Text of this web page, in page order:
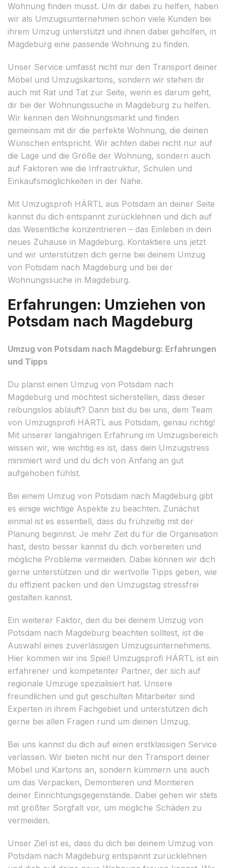
Wohnung finden musst. Um dir dabei zu helfen, haben
wir als Umzugsunternehmen schon viele Kunden bei
ihrem Umzug unterstützt und ihnen dabei geholfen, in
Magdeburg eine passende Wohnung zu finden.
Unser Service umfasst nicht nur den Transport deiner
Möbel und Umzugskartons, sondern wir stehen dir
auch mit Rat und Tat zur Seite, wenn es darum geht,
dir bei der Wohnungssuche in Magdeburg zu helfen.
Wir kennen den Wohnungsmarkt und finden
gemeinsam mit dir die perfekte Wohnung, die deinen
Wünschen entspricht. Wir achten dabei nicht nur auf
die Lage und die Größe der Wohnung, sondern auch
auf Faktoren wie die Infrastruktur, Schulen und
Einkaufsmöglichkeiten in der Nähe.
Mit Umzugsprofi HÄRTL aus Potsdam an deiner Seite
kannst du dich entspannt zurücklehnen und dich auf
das Wesentliche konzentrieren – das Einleben in dein
neues Zuhause in Magdeburg. Kontaktiere uns jetzt
und wir unterstützen dich gerne bei deinem Umzug
von Potsdam nach Magdeburg und bei der
Wohnungssuche in Magdeburg.
Erfahrungen: Umziehen von
Potsdam nach Magdeburg
Umzug von Potsdam nach Magdeburg: Erfahrungen
und Tipps
Du planst einen Umzug von Potsdam nach
Magdeburg und möchtest sicherstellen, dass dieser
reibungslos abläuft? Dann bist du bei uns, dem Team
von Umzugsprofi HÄRTL aus Potsdam, genau richtig!
Mit unserer langjährigen Erfahrung im Umzugsbereich
wissen wir, wie wichtig es ist, dass dein Umzugstress
minimiert wird und du dich von Anfang an gut
aufgehoben fühlst.
Bei einem Umzug von Potsdam nach Magdeburg gibt
es einige wichtige Aspekte zu beachten. Zunächst
einmal ist es essentiell, dass du frühzeitig mit der
Planung beginnst. Je mehr Zeit du für die Organisation
hast, desto besser kannst du dich vorbereiten und
mögliche Probleme vermeiden. Dabei können wir dich
gerne unterstützen und dir wertvolle Tipps geben, wie
du effizient packen und den Umzugstag stressfrei
gestalten kannst.
Ein weiterer Faktor, den du bei deinem Umzug von
Potsdam nach Magdeburg beachten solltest, ist die
Auswahl eines zuverlässigen Umzugsunternehmens.
Hier kommen wir ins Spiel! Umzugsprofi HÄRTL ist ein
erfahrener und kompetenter Partner, der sich auf
regionale Umzüge spezialisiert hat. Unsere
freundlichen und gut geschulten Mitarbeiter sind
Experten in ihrem Fachgebiet und unterstützen dich
gerne bei allen Fragen rund um deinen Umzug.
Bei uns kannst du dich auf einen erstklassigen Service
verlassen. Wir bieten nicht nur den Transport deiner
Möbel und Kartons an, sondern kümmern uns auch
um das Verpacken, Demontieren und Montieren
deiner Einrichtungsgegenstände. Dabei gehen wir stets
mit größter Sorgfalt vor, um mögliche Schäden zu
vermeiden.
Unser Ziel ist es, dass du dich bei deinem Umzug von
Potsdam nach Magdeburg entspannt zurücklehnen